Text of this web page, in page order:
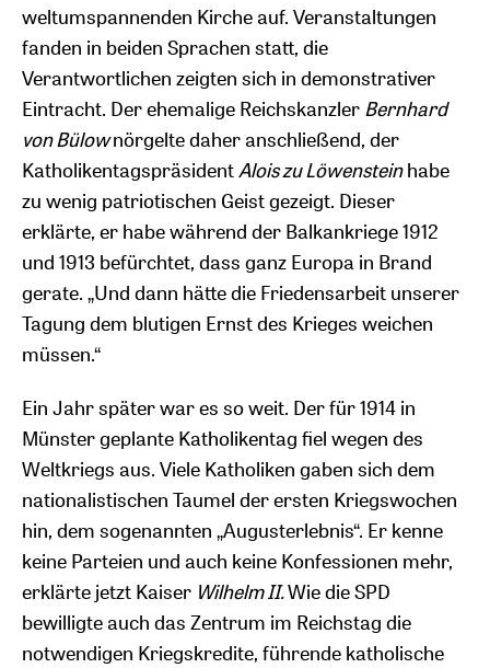
weltumspannenden Kirche auf. Veranstaltungen
fanden in beiden Sprachen statt, die
Verantwortlichen zeigten sich in demonstrativer
Eintracht. Der ehemalige Reichskanzler Bernhard
von Bülownörgelte daher anschließend, der
KatholikentagspräsidentAlois zu Löwensteinhabe
zu wenig patriotischen Geist gezeigt. Dieser
erklärte, er habe während der Balkankriege 1912
und 1913 befürchtet, dass ganz Europa in Brand
gerate. „Und dann hätte die Friedensarbeit unserer
Tagung dem blutigen Ernst des Krieges weichen
müssen.“
Ein Jahr später war es so weit. Der für 1914 in
Münster geplante Katholikentag fiel wegen des
Weltkriegs aus. Viele Katholiken gaben sich dem
nationalistischen Taumel der ersten Kriegswochen
hin, dem sogenannten „Augusterlebnis“. Er kenne
keine Parteien und auch keine Konfessionen mehr,
erklärte jetzt Kaiser Wilhelm II.Wie die SPD
bewilligte auch das Zentrum im Reichstag die
notwendigen Kriegskredite, führende katholische